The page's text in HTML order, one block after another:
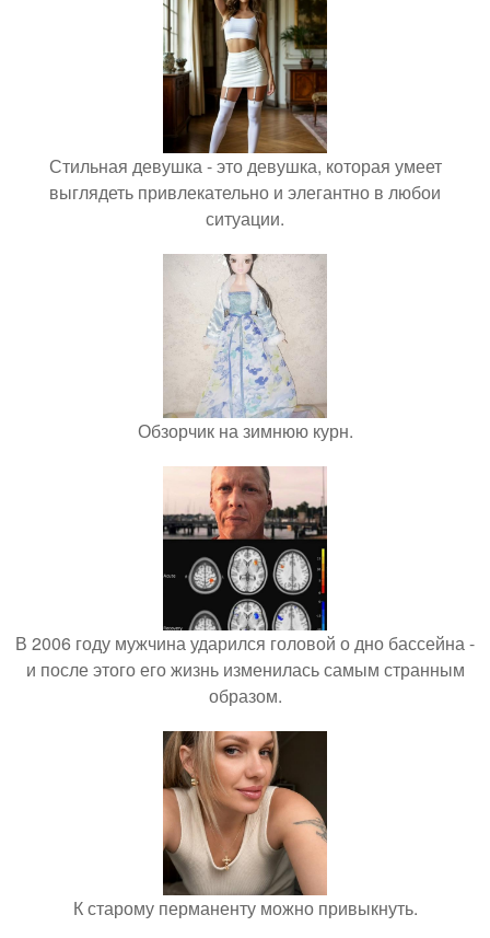
Стильная девушка - это девушка, которая умеет
выглядеть привлекательно и элегантно в любои
ситуации.
Обзорчик на зимнюю курн.
В 2006 году мужчина ударился головой о дно бассейна -
и после этого его жизнь изменилась самым странным
образом.
К старому перманенту можно привыкнуть.